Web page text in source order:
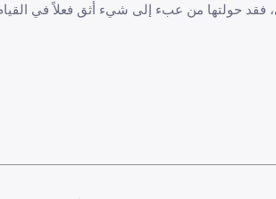
فقد حولتها من عبء إلى شيء أثق فعلاً في